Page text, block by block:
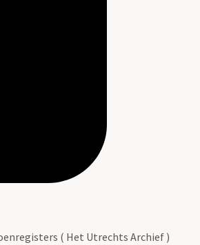
( Het Utrechts Archief )